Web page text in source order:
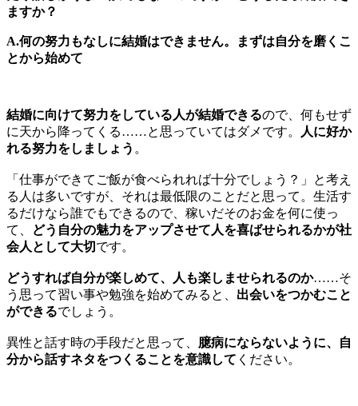
ますか？
A.何の努力もなしに結婚はできません。まずは自分を磨くこ
とから始めて
結婚に向けて努力をしている人が結婚できるので、何もせず
に天から降ってくる……と思っていてはダメです。
人に好か
れる努力をしましょう 。
「仕事ができてご飯が食べられれば十分でしょう？」と考え
る人は多いですが、それは最低限のことだと思って。生活す
るだけなら誰でもできるので、稼いだそのお金を何に使っ
て、
どう自分の魅力をアップさせて人を喜ばせられるかが社
会人として大切です。
どうすれば自分が楽しめて、人も楽しませられるのか……そ
う思って習い事や勉強を始めてみると、 出会いをつかむこと
ができるでしょう。
異性と話す時の手段だと思って、 臆病にならないように、自
分から話すネタをつくることを意識して ください。